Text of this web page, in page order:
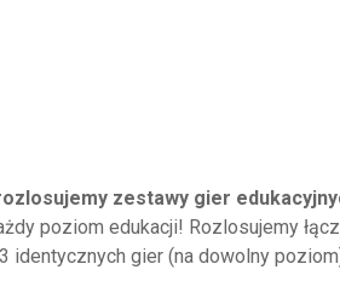
zestawy gier
poziom edukacji! Rozlosujemy
identycznych gier (na dowolny